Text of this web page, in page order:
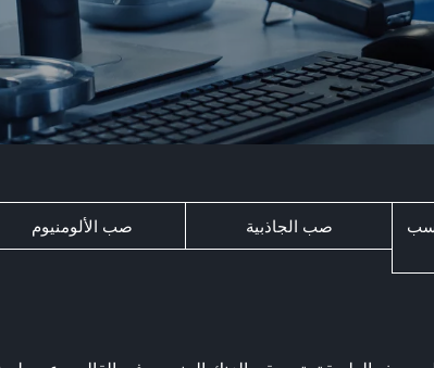
صب الألومنيوم صب الجاذبية